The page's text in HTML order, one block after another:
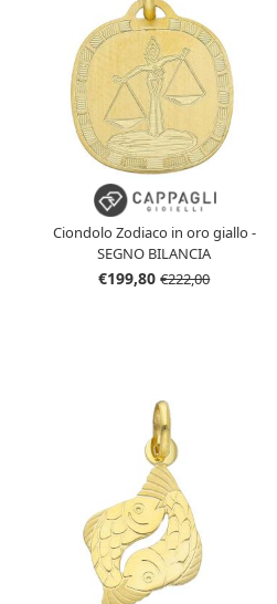
Ciondolo Zodiaco in oro giallo -
SEGNO BILANCIA
€199,80€222,00